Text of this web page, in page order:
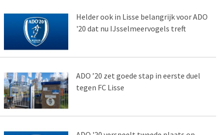
Helder ook in Lisse belangrijk voor ADO
'20 dat nu IJsselmeervogels treft
ADO ’20 zet goede stap in eerste duel
tegen FC Lisse